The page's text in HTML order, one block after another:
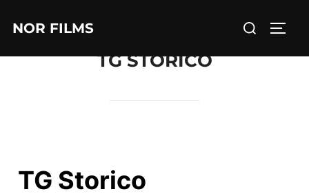
NOR FILMS
Cerca
TG STORICO
TG Storico